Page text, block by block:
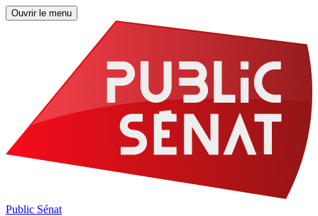
Ouvrir le menu
Public Sénat